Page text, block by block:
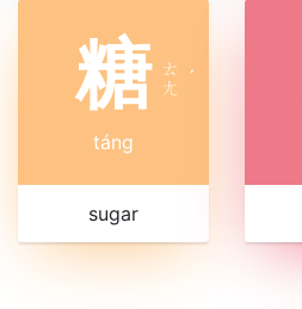
糖 ㄊ
ㄤ ˊ
táng
sugar